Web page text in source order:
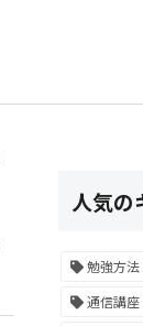
人気の
勉強方法
通信講座